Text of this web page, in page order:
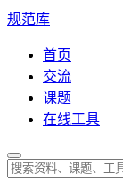
规范库
首页
交流
课题
在线工具